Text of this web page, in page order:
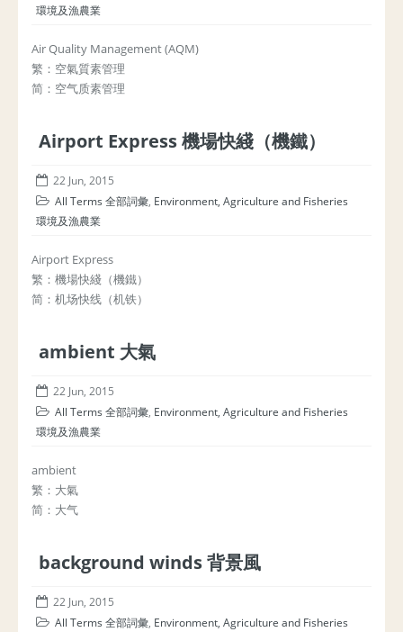
環境及漁農業
Air Quality Management (AQM)
繁：空氣質素管理
简：空气质素管理
Airport Express 機場快綫（機鐵）
22 Jun, 2015
All Terms 全部詞彙, Environment, Agriculture and Fisheries
環境及漁農業
Airport Express
繁：機場快綫（機鐵）
简：机场快线（机铁）
ambient 大氣
22 Jun, 2015
All Terms 全部詞彙, Environment, Agriculture and Fisheries
環境及漁農業
ambient
繁：大氣
简：大气
background winds 背景風
22 Jun, 2015
All Terms 全部詞彙, Environment, Agriculture and Fisheries